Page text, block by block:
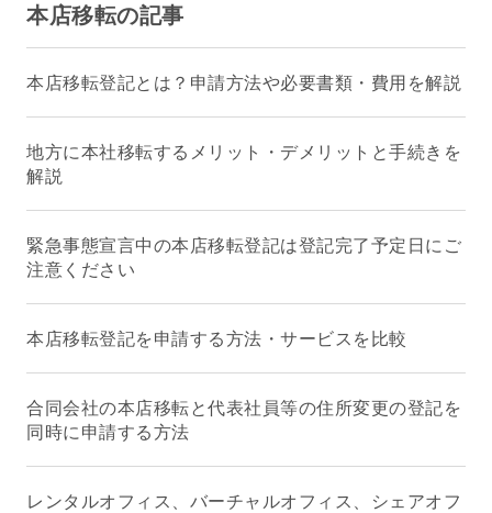
本店移転の記事
本店移転登記とは？申請方法や必要書類・費用を解説
地方に本社移転するメリット・デメリットと手続きを
解説
緊急事態宣言中の本店移転登記は登記完了予定日にご
注意ください
本店移転登記を申請する方法・サービスを比較
合同会社の本店移転と代表社員等の住所変更の登記を
同時に申請する方法
レンタルオフィス、バーチャルオフィス、シェアオフ